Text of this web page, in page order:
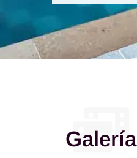
Galería